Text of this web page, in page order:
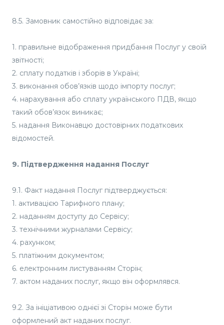
8.5. Замовник самостійно відповідає за:
1. правильне відображення придбання Послуг у своїй
звітності;
2. сплату податків і зборів в Україні;
3. виконання обов’язків щодо імпорту послуг;
4. нарахування або сплату українського ПДВ, якщо
такий обов’язок виникає;
5. надання Виконавцю достовірних податкових
відомостей.
9. Підтвердження надання Послуг
9.1. Факт надання Послуг підтверджується:
1. активацією Тарифного плану;
2. наданням доступу до Сервісу;
3. технічними журналами Сервісу;
4. рахунком;
5. платіжним документом;
6. електронним листуванням Сторін;
7. актом наданих послуг, якщо він оформлявся.
9.2. За ініціативою однієї зі Сторін може бути
оформлений акт наданих послуг.